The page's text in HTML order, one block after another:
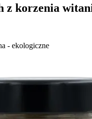
z korzenia
- ekologiczne